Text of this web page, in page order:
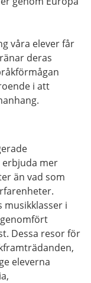
våra elever får
deras
i att
erbjuda mer
än vad som
musikklasser i
Dessa resor för
eleverna